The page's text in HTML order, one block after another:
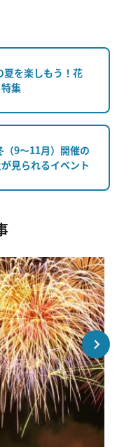
夏を楽しもう！花
集
（9～11月）開催の
見られるイベント